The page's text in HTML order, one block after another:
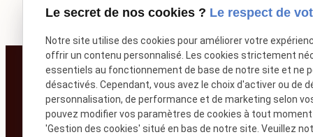
Le secret de nos cookies ? Le respect de
Notre site utilise des cookies pour améliorer votre
offrir un contenu personnalisé. Les cookies strictement
essentiels au fonctionnement de base de notre site et ne
désactivés. Cependant, vous avez le choix d'activer ou de
personnalisation, de performance et de marketing selon
pouvez modifier vos paramètres de cookies à tout
'Gestion des cookies' situé en bas de notre site. Veuillez